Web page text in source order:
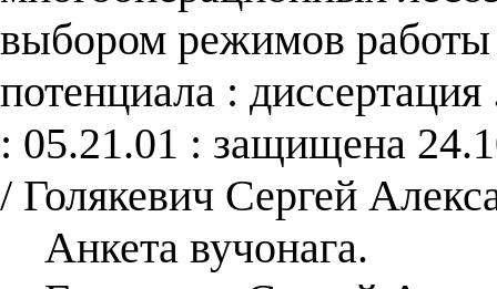
выбором режимов работы
потенциала :
: 05.21.01 : защищена
/ Голякевич Сергей
Анкета вучонага.